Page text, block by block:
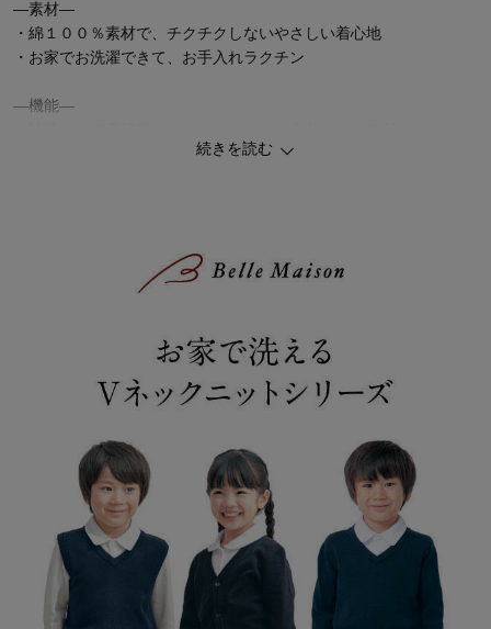
―素材―
・綿１００％素材で、チクチクしないやさしい着心地
・お家でお洗濯できて、お手入れラクチン
―機能―
・現代っ子の体にフィットする、ＧＩＴＡの独自サイズ
続きを読む